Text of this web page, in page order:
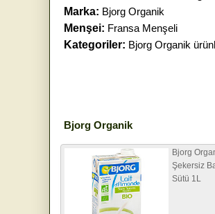
Marka: Bjorg Organik
Menşei: Fransa Menşeli
Kategoriler: Bjorg Organik
Bjorg Organik
Bjorg
Şekersiz
Sütü 1L